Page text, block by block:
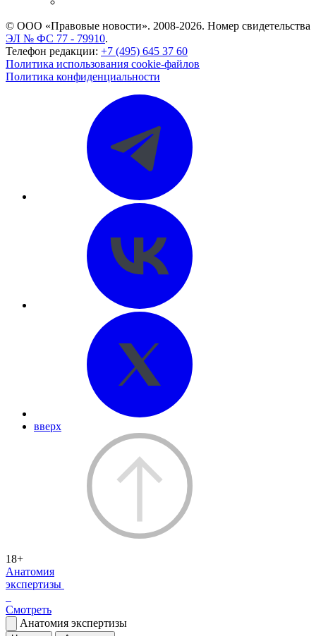
© ООО «Правовые новости». 2008-2026. Номер свидетельства
ЭЛ № ФС 77 - 79910.
Телефон редакции: +7 (495) 645 37 60
Политика использования cookie-файлов
Политика конфиденциальности
вверх
18+
Анатомия
экспертизы
Смотреть
Анатомия экспертизы